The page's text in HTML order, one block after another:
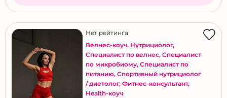
Нет рейтинга
Велнес-коуч, Нутрициолог,
Специалист по велнес, Специалист
по микробиому, Специалист по
питанию, Спортивный нутрициолог
/ диетолог, Фитнес-консультант,
Health-коуч